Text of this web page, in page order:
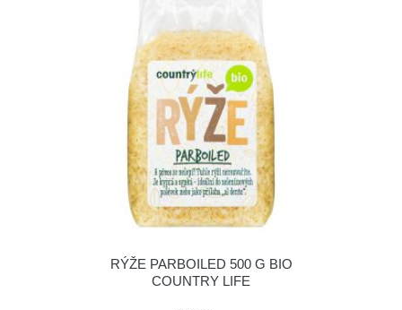
RÝŽE PARBOILED 500 G BIO
COUNTRY LIFE